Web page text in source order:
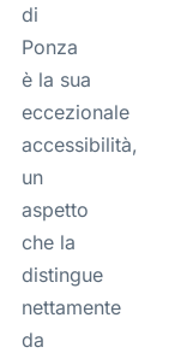
di
Ponza
è la sua
eccezionale
accessibilità,
un
aspetto
che la
distingue
nettamente
da